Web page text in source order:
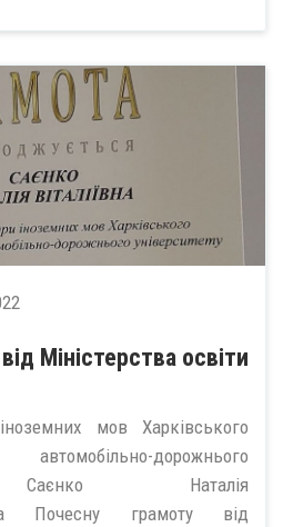
Міністерства освіти
мов Харківського
дорожнього
Саєнко Наталія
Почесну грамоту від